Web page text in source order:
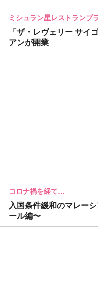
ミシュラン星レストランブ
「ザ・レヴェリー サイ
アンが開業
コロナ禍を経て…
入国条件緩和のマレー
ール編〜